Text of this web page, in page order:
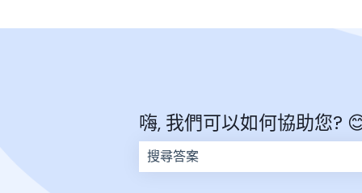
嗨, 我們可以如何協助您?